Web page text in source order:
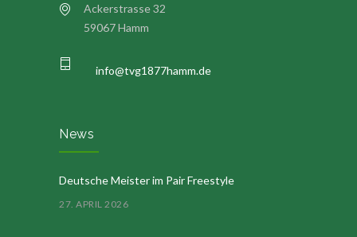
Ackerstrasse 32
59067 Hamm
info@tvg1877hamm.de
News
Deutsche Meister im Pair Freestyle
27. APRIL 2026